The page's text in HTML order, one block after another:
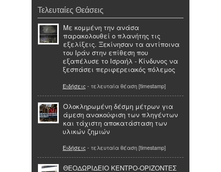
Τελευταίες Θεάσεις
Με κομμένη την ανάσα
παρακολουθεί ο πλανήτης τις
εξελίξεις. Ξεκίνησαν τα αντίποινα
του Ιράν στην επίθεση που
εξαπέλυσε το Ισραήλ - Κίνδυνος να
ξεσπάσει περιφερειακός πόλεμος
Ειδήσεις - τελευταία θέαση [timestamp]
Ολοκληρωμένη δέσμη μέτρων για
άμεση ανακούφιση των πληγέντων
και τάχιστη αποκατάσταση των
υλικών ζημιών
Ειδήσεις - τελευταία θέαση [timestamp]
ΘΕΟΔΩΡΙΔΕΙΟ ΚΕΝΤΡΟ-ΟΡΙΖΟΝΤΕΣ